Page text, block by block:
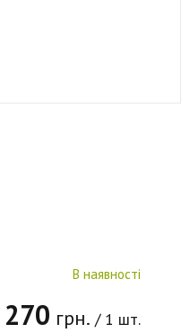
В наявності
270 грн. / 1 шт.